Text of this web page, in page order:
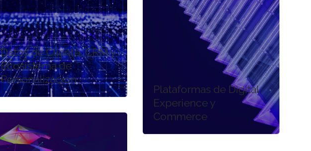
Datos de Cliente, CRM y
Ecosistema de
Personalización
Plataformas de Digital
Experience y
Commerce